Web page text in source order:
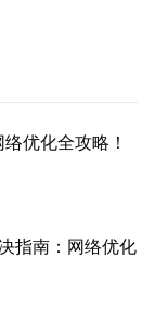
优化全攻略！
指南：网络优化